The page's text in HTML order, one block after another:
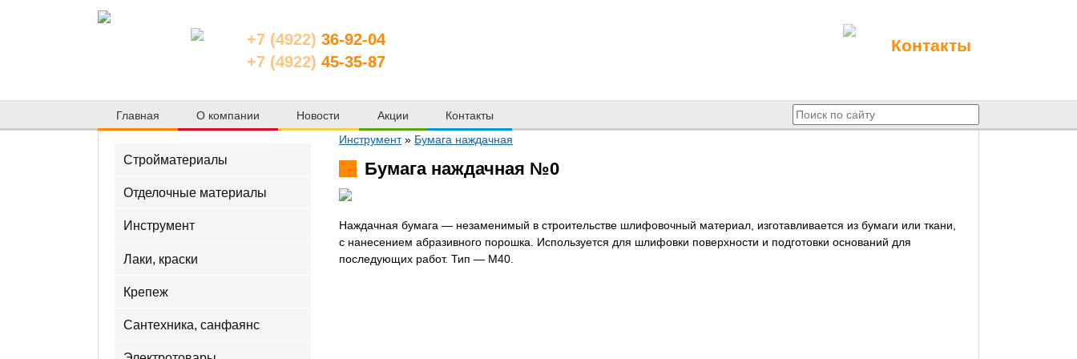
+7 (4922) 36-92-04
+7 (4922) 45-35-87
Контакты
Главная О компании Новости Акции Контакты
Стройматериалы
Отделочные материалы
Инструмент
Лаки, краски
Крепеж
Сантехника, санфаянс
Инструмент» Бумага наждачная
Бумага наждачная №0
Наждачная бумага — незаменимый в строительстве шлифовочный материал, изготавливается из бумаги или ткани,
с нанесением абразивного порошка. Используется для шлифовки поверхности и подготовки оснований для
последующих работ. Тип — М40.